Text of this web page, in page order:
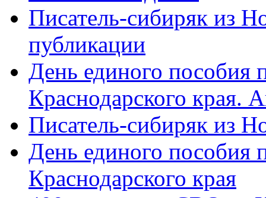
Писатель-сибиряк из
публикации
День единого пособия
Краснодарского края.
Писатель-сибиряк из
День единого пособия
Краснодарского края